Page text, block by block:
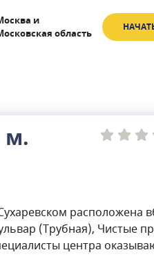
и
область
м.
расположена
(Трубная), Чистые
центра